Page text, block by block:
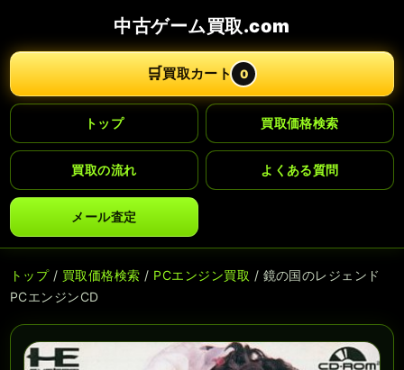
中古ゲーム買取.com
🛒買取カート 0
トップ 買取価格検索
買取の流れ よくある質問
メール査定
トップ/ 買取価格検索 / PCエンジン買取 / 鏡の国のレジェンド
PCエンジンCD